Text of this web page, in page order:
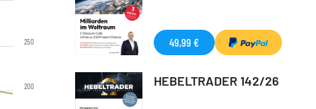
200
250 49,99 €
HEBELTRADER 142/26